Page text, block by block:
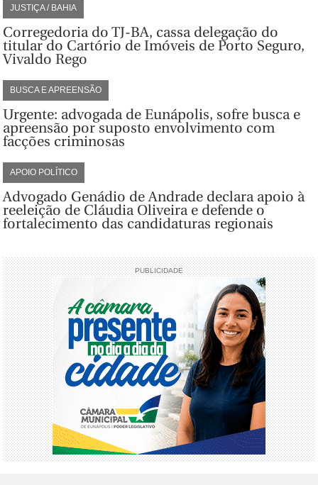
JUSTIÇA / BAHIA
Corregedoria do TJ-BA, cassa delegação do
titular do Cartório de Imóveis de Porto Seguro,
Vivaldo Rego
BUSCA E APREENSÃO
Urgente: advogada de Eunápolis, sofre busca e
apreensão por suposto envolvimento com
facções criminosas
APOIO POLÍTICO
Advogado Genádio de Andrade declara apoio à
reeleição de Cláudia Oliveira e defende o
fortalecimento das candidaturas regionais
PUBLICIDADE